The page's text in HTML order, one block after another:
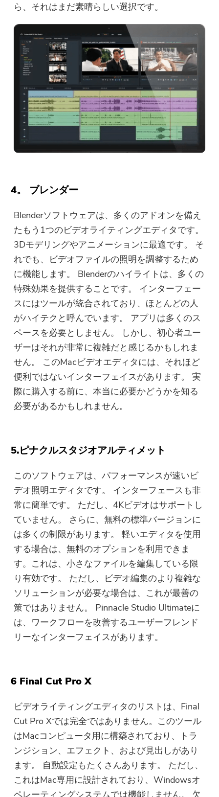
ら、それはまだ素晴らしい選択です。
4。 ブレンダー
Blenderソフトウェアは、多くのアドオンを備え
たもう1つのビデオライティングエディタです。
3Dモデリングやアニメーションに最適です。 そ
れでも、ビデオファイルの照明を調整するため
に機能します。 Blenderのハイライトは、多くの
特殊効果を提供することです。 インターフェー
スにはツールが統合されており、ほとんどの人
がハイテクと呼んでいます。 アプリは多くのス
ペースを必要としません。 しかし、初心者ユー
ザーはそれが非常に複雑だと感じるかもしれま
せん。 このMacビデオエディタには、それほど
便利ではないインターフェイスがあります。 実
際に購入する前に、本当に必要かどうかを知る
必要があるかもしれません。
5.ピナクルスタジオアルティメット
このソフトウェアは、パフォーマンスが速いビ
デオ照明エディタです。 インターフェースも非
常に簡単です。 ただし、4Kビデオはサポートし
ていません。 さらに、無料の標準バージョンに
は多くの制限があります。 軽いエディタを使用
する場合は、無料のオプションを利用できま
す。これは、小さなファイルを編集している限
り有効です。 ただし、ビデオ編集のより複雑な
ソリューションが必要な場合は、これが最善の
策ではありません。 Pinnacle Studio Ultimateに
は、ワークフローを改善するユーザーフレンド
リーなインターフェイスがあります。
6 Final Cut Pro X
ビデオライティングエディタのリストは、Final
Cut Pro Xでは完全ではありません。このツール
はMacコンピュータ用に構築されており、トラ
ンジション、エフェクト、および見出しがあり
ます。 自動設定もたくさんあります。 ただし、
これはMac専用に設計されており、Windowsオ
ペレーティングシステムでは機能しません。 欠